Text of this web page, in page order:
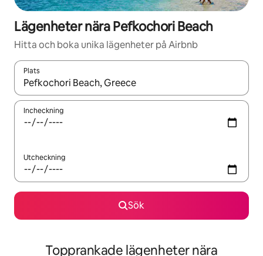
Lägenheter nära Pefkochori Beach
Hitta och boka unika lägenheter på Airbnb
Plats
När resultaten är tillgängliga kan du navigera med upp- och
Incheckning
Utcheckning
Sök
Topprankade lägenheter nära